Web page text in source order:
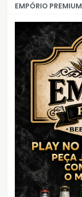
EMPÓRIO PREMIUM